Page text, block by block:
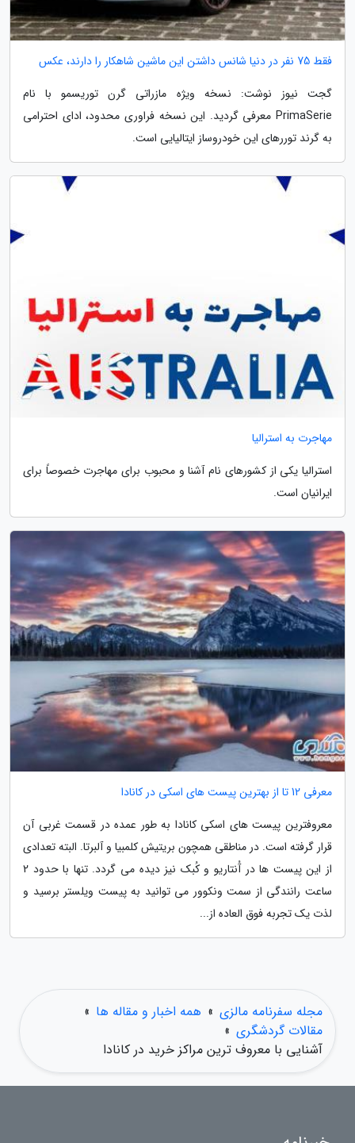
فقط 75 نفر در دنیا شانس داشتن این ماشین شاهکار را دارند، عکس
گجت نیوز نوشت: نسخه ویژه مازراتی گرن توریسمو با نام
PrimaSerie معرفی گردید. این نسخه فراوری محدود، ادای احترامی
به گرند توررهای این خودروساز ایتالیایی است.
مهاجرت به استرالیا
استرالیا یکی از کشورهای نام آشنا و محبوب برای مهاجرت خصوصاً برای
ایرانیان است.
معرفی 12 تا از بهترین پیست های اسکی در کانادا
معروفترین پیست های اسکی کانادا به طور عمده در قسمت غربی آن
قرار گرفته است. در مناطقی همچون بریتیش کلمبیا و آلبرتا. البته تعدادی
از این پیست ها در آُنتاریو و کُبک نیز دیده می گردد. تنها با حدود 2
ساعت رانندگی از سمت ونکوور می توانید به پیست ویلستر برسید و
لذت یک تجربه فوق العاده از...
مجله سفرنامه مالزی » همه اخبار و مقاله ها »
مقالات گردشگری »
آشنایی با معروف ترین مراکز خرید در کانادا